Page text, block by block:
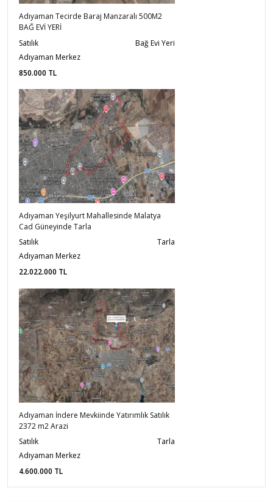
Adıyaman Tecirde Baraj Manzaralı 500M2
BAĞ EVİ YERİ
Satılık
Bağ Evi Yeri
Adıyaman Merkez
850.000 TL
Adıyaman Yeşilyurt Mahallesinde Malatya
Cad Güneyinde Tarla
Satılık
Tarla
Adıyaman Merkez
22.022.000 TL
Adıyaman İndere Mevkiinde Yatırımlık Satılık
2372 m2 Arazi
Satılık
Tarla
Adıyaman Merkez
4.600.000 TL